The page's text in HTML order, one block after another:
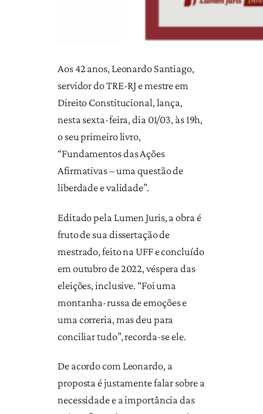
Aos 42 anos, Leonardo Santiago,
servidor do TRE-RJ e mestre em
Direito Constitucional, lança,
nesta sexta-feira, dia 01/03, às 19h,
o seu primeiro livro,
“Fundamentos das Ações
Afirmativas – uma questão de
liberdade e validade”.
Editado pela Lumen Juris, a obra é
fruto de sua dissertação de
mestrado, feito na UFF e concluído
em outubro de 2022, véspera das
eleições, inclusive. “Foi uma
montanha-russa de emoções e
uma correria, mas deu para
conciliar tudo”, recorda-se ele.
De acordo com Leonardo, a
proposta é justamente falar sobre a
necessidade e a importância das